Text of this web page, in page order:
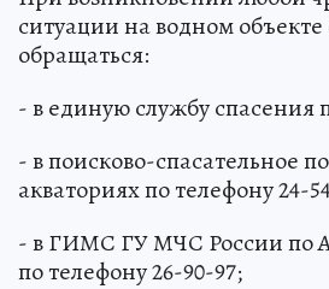
ситуации на водном объекте
обращаться:
- в единую службу спасения
- в поисково-спасательное
акваториях по телефону 24-
- в ГИМС ГУ МЧС России по
по телефону 26-90-97;